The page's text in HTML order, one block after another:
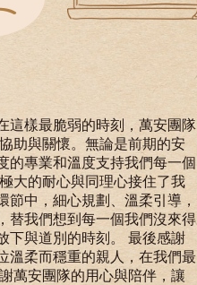
這樣最脆弱的時刻，萬安團隊
助與關懷。無論是前期的安
的專業和溫度支持我們每一個
大的耐心與同理心接住了我
中，細心規劃、溫柔引導，
替我們想到每一個我們沒來得
下與道別的時刻。 最後感謝
溫柔而穩重的親人，在我們最
萬安團隊的用心與陪伴，讓